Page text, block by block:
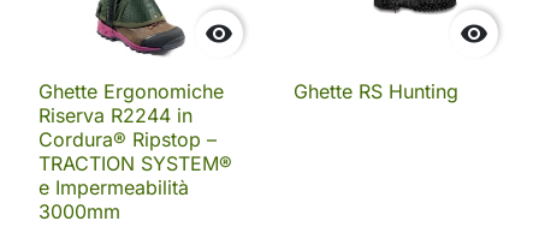

Ghette Ergonomiche
Riserva R2244 in
Cordura® Ripstop –
TRACTION SYSTEM®
e Impermeabilità
3000mm

Ghette RS Hunting